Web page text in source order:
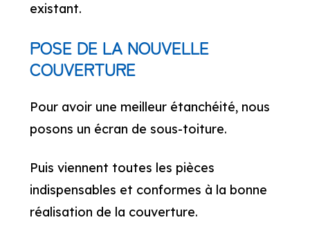
existant.
POSE DE LA NOUVELLE
COUVERTURE
Pour avoir une meilleur étanchéité, nous
posons un écran de sous-toiture.
Puis viennent toutes les pièces
indispensables et conformes à la bonne
réalisation de la couverture.